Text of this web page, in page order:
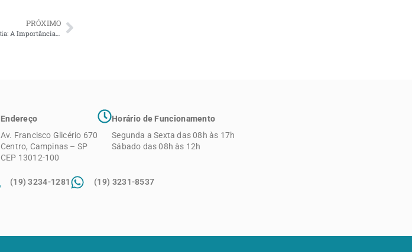
PRÓXIMO
Mantenha sua Saúde Urológica em Dia: A Importância dos Exames Preventivos
Endereço
Av. Francisco Glicério 670
Centro, Campinas – SP
CEP 13012-100
Horário de Funcionamento
Segunda a Sexta das 08h às 17h
Sábado das 08h às 12h
(19) 3234-1281 (19) 3231-8537